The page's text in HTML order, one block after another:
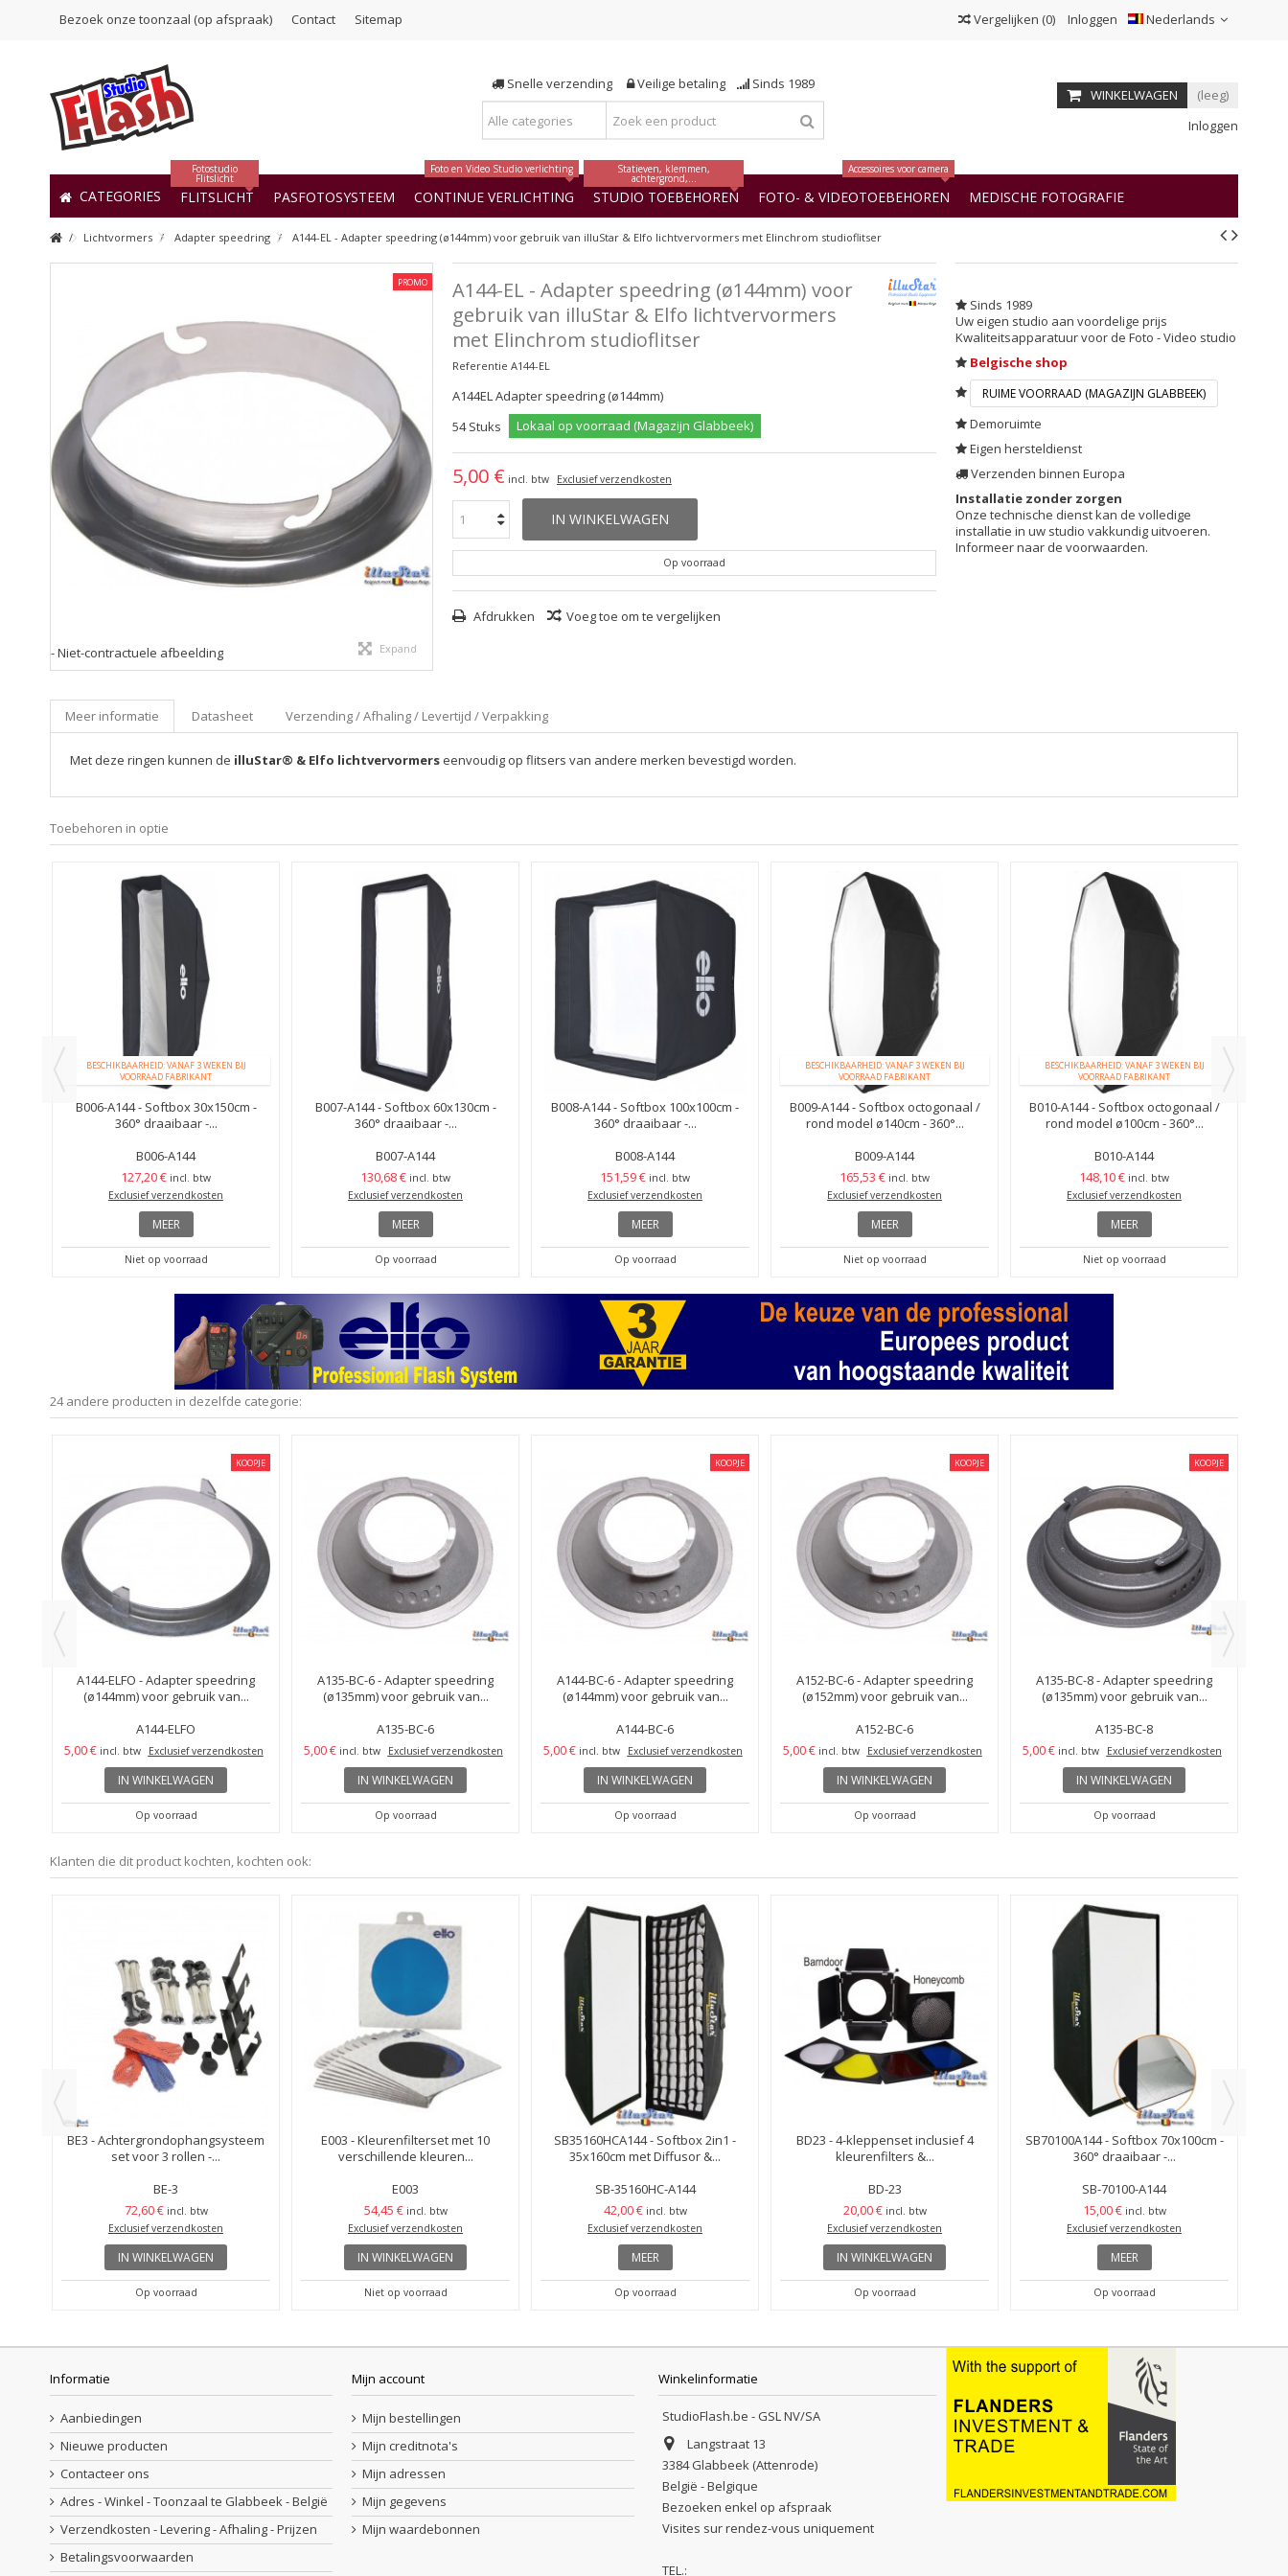
Bezoek onze toonzaal (op afspraak) Contact Sitemap Nederlands
Inloggen
Vergelijken (0)
Snelle verzending Veilige betaling Sinds 1989
WINKELWAGEN
(leeg)
Inloggen
CATEGORIES FLITSLICHT
Fotostudio
Flitslicht
PASFOTOSYSTEEM CONTINUE VERLICHTING
Foto en Video Studio verlichting
STUDIO TOEBEHOREN
Statieven, klemmen,
achtergrond,...
FOTO- & VIDEOTOEBEHOREN
Accessoires voor camera
MEDISCHE FOTOGRAFIE
Lichtvormers Adapter speedring A144-EL - Adapter speedring (ø144mm) voor gebruik van illuStar & Elfo lichtvervormers met Elinchrom studioflitser
PROMO
Expand
- Niet-contractuele afbeelding
A144-EL - Adapter speedring (ø144mm) voor
gebruik van illuStar & Elfo lichtvervormers
met Elinchrom studioflitser
Referentie A144-EL
A144EL Adapter speedring (ø144mm)
54 Stuks Lokaal op voorraad (Magazijn Glabbeek)
5,00 € incl. btw Exclusief verzendkosten
IN WINKELWAGEN
Op voorraad
Afdrukken Voeg toe om te vergelijken
Sinds 1989
Uw eigen studio aan voordelige prijs
Kwaliteitsapparatuur voor de Foto - Video studio
Belgische shop
RUIME VOORRAAD (MAGAZIJN GLABBEEK)
Demoruimte
Eigen hersteldienst
Verzenden binnen Europa
Installatie zonder zorgen
Onze technische dienst kan de volledige
installatie in uw studio vakkundig uitvoeren.
Informeer naar de voorwaarden.
Meer informatie Datasheet Verzending / Afhaling / Levertijd / Verpakking
Met deze ringen kunnen de illuStar® & Elfo lichtvervormers eenvoudig op flitsers van andere merken bevestigd worden.
Toebehoren in optie
BESCHIKBAARHEID: VANAF 3 WEKEN BIJ
VOORRAAD FABRIKANT
B006-A144 - Softbox 30x150cm -
360° draaibaar -...
B006-A144
127,20 € incl. btw
Exclusief verzendkosten
MEER
Niet op voorraad
B007-A144 - Softbox 60x130cm -
360° draaibaar -...
B007-A144
130,68 € incl. btw
Exclusief verzendkosten
MEER
Op voorraad
B008-A144 - Softbox 100x100cm -
360° draaibaar -...
B008-A144
151,59 € incl. btw
Exclusief verzendkosten
MEER
Op voorraad
BESCHIKBAARHEID: VANAF 3 WEKEN BIJ
VOORRAAD FABRIKANT
B009-A144 - Softbox octogonaal /
rond model ø140cm - 360°...
B009-A144
165,53 € incl. btw
Exclusief verzendkosten
MEER
Niet op voorraad
BESCHIKBAARHEID: VANAF 3 WEKEN BIJ
VOORRAAD FABRIKANT
B010-A144 - Softbox octogonaal /
rond model ø100cm - 360°...
B010-A144
148,10 € incl. btw
Exclusief verzendkosten
MEER
Niet op voorraad
24 andere producten in dezelfde categorie:
KOOPJE
A144-ELFO - Adapter speedring
(ø144mm) voor gebruik van...
A144-ELFO
5,00 € incl. btw Exclusief verzendkosten
IN WINKELWAGEN
Op voorraad
A135-BC-6 - Adapter speedring
(ø135mm) voor gebruik van...
A135-BC-6
5,00 € incl. btw Exclusief verzendkosten
IN WINKELWAGEN
Op voorraad
KOOPJE
A144-BC-6 - Adapter speedring
(ø144mm) voor gebruik van...
A144-BC-6
5,00 € incl. btw Exclusief verzendkosten
IN WINKELWAGEN
Op voorraad
KOOPJE
A152-BC-6 - Adapter speedring
(ø152mm) voor gebruik van...
A152-BC-6
5,00 € incl. btw Exclusief verzendkosten
IN WINKELWAGEN
Op voorraad
KOOPJE
A135-BC-8 - Adapter speedring
(ø135mm) voor gebruik van...
A135-BC-8
5,00 € incl. btw Exclusief verzendkosten
IN WINKELWAGEN
Op voorraad
Klanten die dit product kochten, kochten ook:
BE3 - Achtergrondophangsysteem
set voor 3 rollen -...
BE-3
72,60 € incl. btw
Exclusief verzendkosten
IN WINKELWAGEN
Op voorraad
E003 - Kleurenfilterset met 10
verschillende kleuren...
E003
54,45 € incl. btw
Exclusief verzendkosten
IN WINKELWAGEN
Niet op voorraad
SB35160HCA144 - Softbox 2in1 -
35x160cm met Diffusor &...
SB-35160HC-A144
42,00 € incl. btw
Exclusief verzendkosten
MEER
Op voorraad
BD23 - 4-kleppenset inclusief 4
kleurenfilters &...
BD-23
20,00 € incl. btw
Exclusief verzendkosten
IN WINKELWAGEN
Op voorraad
SB70100A144 - Softbox 70x100cm -
360° draaibaar -...
SB-70100-A144
15,00 € incl. btw
Exclusief verzendkosten
MEER
Op voorraad
Informatie
Aanbiedingen
Nieuwe producten
Contacteer ons
Adres - Winkel - Toonzaal te Glabbeek - België
Verzendkosten - Levering - Afhaling - Prijzen
Betalingsvoorwaarden
Mijn account
Mijn bestellingen
Mijn creditnota's
Mijn adressen
Mijn gegevens
Mijn waardebonnen
Winkelinformatie
StudioFlash.be - GSL NV/SA
Langstraat 13
3384 Glabbeek (Attenrode)
België - Belgique
Bezoeken enkel op afspraak
Visites sur rendez-vous uniquement
TEL.: